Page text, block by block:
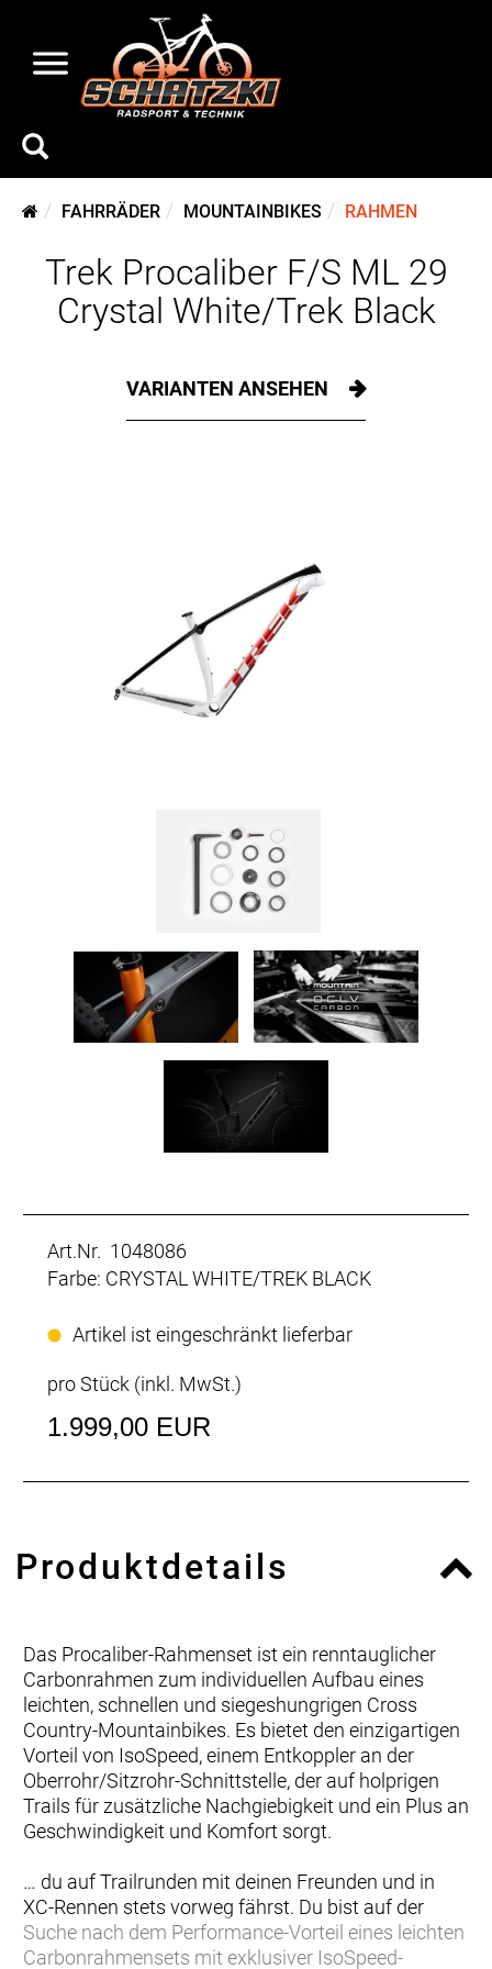
FAHRRÄDER MOUNTAINBIKES RAHMEN
Trek Procaliber F/S ML 29
Crystal White/Trek Black
VARIANTEN ANSEHEN
Art.Nr. 1048086
Farbe: CRYSTAL WHITE/TREK BLACK
Artikel ist eingeschränkt lieferbar
pro Stück (inkl. MwSt.)
1.999,00 EUR
Produktdetails
Das Procaliber-Rahmenset ist ein renntauglicher
Carbonrahmen zum individuellen Aufbau eines
leichten, schnellen und siegeshungrigen Cross
Country-Mountainbikes. Es bietet den einzigartigen
Vorteil von IsoSpeed, einem Entkoppler an der
Oberrohr/Sitzrohr-Schnittstelle, der auf holprigen
Trails für zusätzliche Nachgiebigkeit und ein Plus an
Geschwindigkeit und Komfort sorgt.
… du auf Trailrunden mit deinen Freunden und in
XC-Rennen stets vorweg fährst. Du bist auf der
Suche nach dem Performance-Vorteil eines leichten
Carbonrahmensets mit exklusiver IsoSpeed-